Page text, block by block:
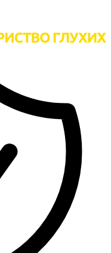
мова
мови Українського